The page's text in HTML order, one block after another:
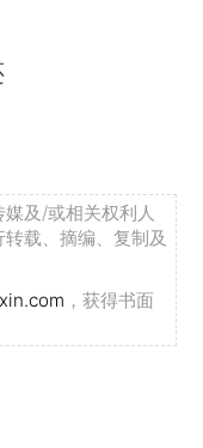
及/或相关权利人
载、摘编、复制及
，获得书面